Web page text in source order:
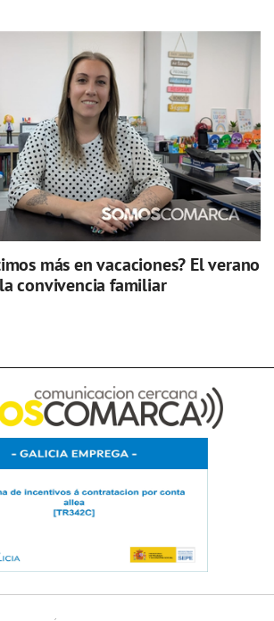
más en vacaciones? El verano
convivencia familiar